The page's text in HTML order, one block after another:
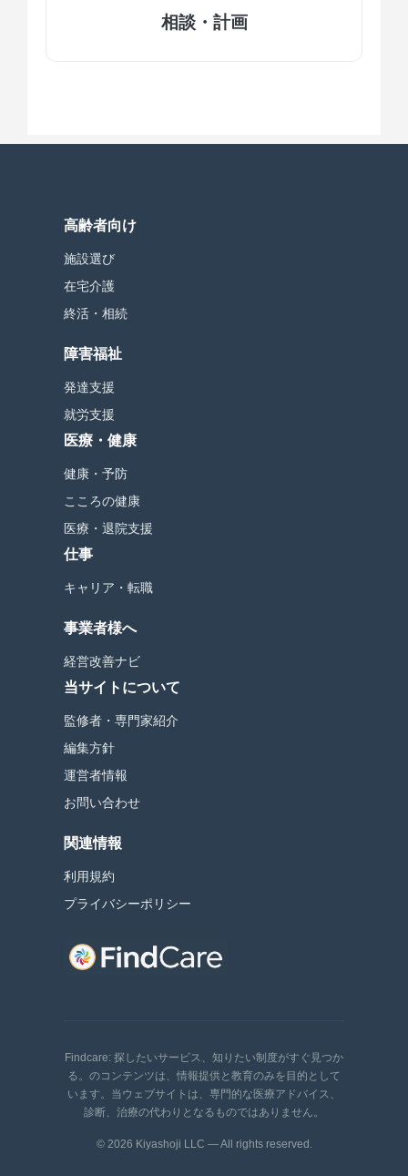
相談・計画
高齢者向け
施設選び
在宅介護
終活・相続
障害福祉
発達支援
就労支援
医療・健康
健康・予防
こころの健康
医療・退院支援
仕事
キャリア・転職
事業者様へ
経営改善ナビ
当サイトについて
監修者・専門家紹介
編集方針
運営者情報
お問い合わせ
関連情報
利用規約
プライバシーポリシー
Findcare: 探したいサービス、知りたい制度がすぐ見つか
る。のコンテンツは、情報提供と教育のみを目的として
います。当ウェブサイトは、専門的な医療アドバイス、
診断、治療の代わりとなるものではありません。
© 2026 Kiyashoji LLC — All rights reserved.